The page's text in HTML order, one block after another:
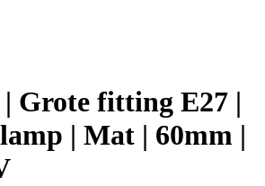
Grote fitting E27 |
| Mat | 60mm |